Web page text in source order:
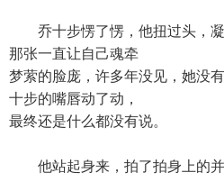
乔十步愣了愣，他扭过头，凝
那张一直让自己魂牵
梦萦的脸庞，许多年没见，她没
十步的嘴唇动了动，
最终还是什么都没有说。
他站起身来，拍了拍身上的并